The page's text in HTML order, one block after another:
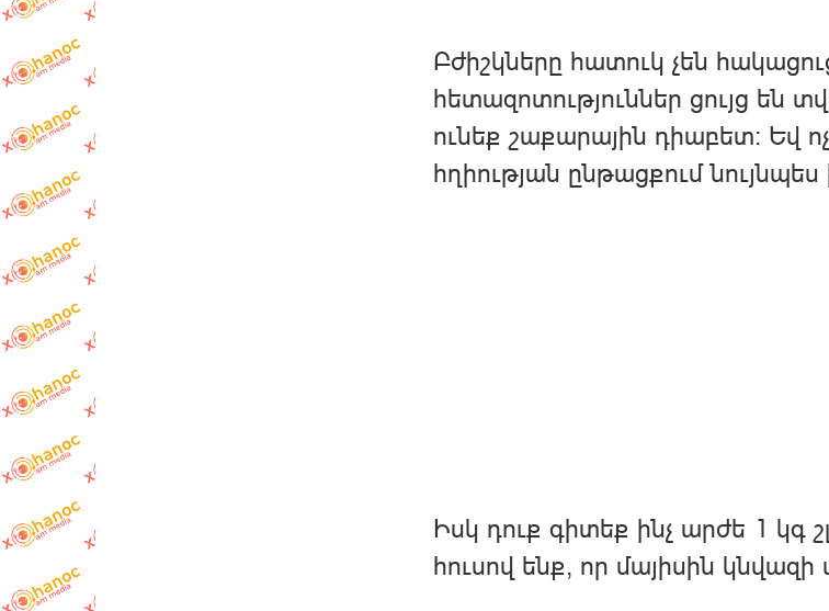
Բժիշկները հատուկ չեն
հետազոտություններ ցույց են
ունեք շաքարային դիաբետ։ Եվ
հղիության ընթացքում նույնպես
Իսկ դուք գիտեք ինչ արժե 1 կգ
հուսով ենք, որ մայիսին կնվազի